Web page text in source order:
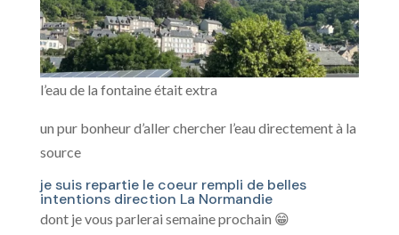
l’eau de la fontaine était extra
un pur bonheur d’aller chercher l’eau directement à la
source
je suis repartie le coeur rempli de belles
intentions direction La Normandie
dont je vous parlerai semaine prochain 😁